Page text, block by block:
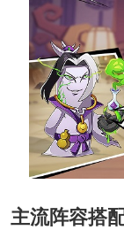
主流阵容搭